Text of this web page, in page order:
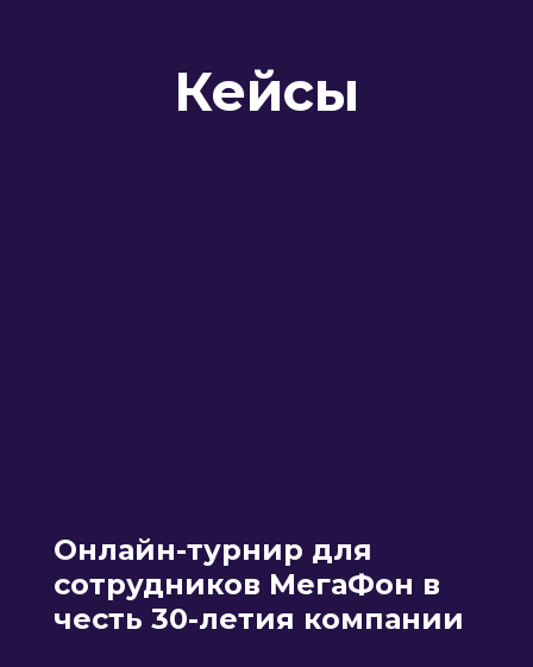
Онлайн-турнир для
сотрудников МегаФон в
честь 30-летия компании